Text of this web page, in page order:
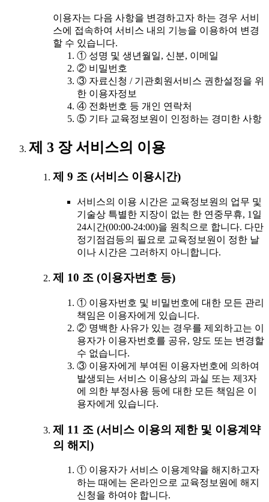
이용자는 다음 사항을 변경하고자 하는 경우 서비
스에 접속하여 서비스 내의 기능을 이용하여 변경
할 수 있습니다.
① 성명 및 생년월일, 신분, 이메일
② 비밀번호
③ 자료신청 / 기관회원서비스 권한설정을 위
한 이용자정보
④ 전화번호 등 개인 연락처
⑤ 기타 교육정보원이 인정하는 경미한 사항
제 3 장 서비스의 이용
제 9 조 (서비스 이용시간)
서비스의 이용 시간은 교육정보원의 업무 및
기술상 특별한 지장이 없는 한 연중무휴, 1일
24시간(00:00-24:00)을 원칙으로 합니다. 다만
정기점검등의 필요로 교육정보원이 정한 날
이나 시간은 그러하지 아니합니다.
제 10 조 (이용자번호 등)
① 이용자번호 및 비밀번호에 대한 모든 관리
책임은 이용자에게 있습니다.
② 명백한 사유가 있는 경우를 제외하고는 이
용자가 이용자번호를 공유, 양도 또는 변경할
수 없습니다.
③ 이용자에게 부여된 이용자번호에 의하여
발생되는 서비스 이용상의 과실 또는 제3자
에 의한 부정사용 등에 대한 모든 책임은 이
용자에게 있습니다.
제 11 조 (서비스 이용의 제한 및 이용계약
의 해지)
① 이용자가 서비스 이용계약을 해지하고자
하는 때에는 온라인으로 교육정보원에 해지
신청을 하여야 합니다.